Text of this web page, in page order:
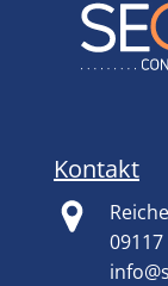
Kontakt